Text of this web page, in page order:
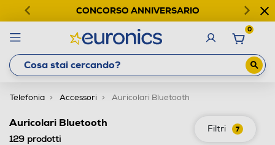
CONCORSO ANNIVERSARIO
0
Telefonia Accessori Auricolari Bluetooth
Filtri 7
Auricolari Bluetooth
129 prodotti